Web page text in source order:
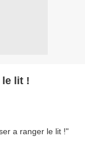
le lit !